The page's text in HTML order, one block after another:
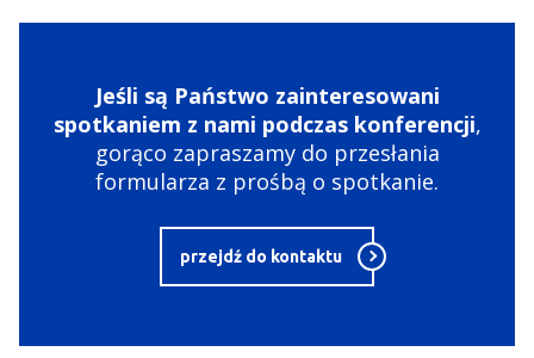
Jeśli są Państwo zainteresowani
spotkaniem z nami podczas konferencji,
gorąco zapraszamy do przesłania
formularza z prośbą o spotkanie.
przejdź do kontaktu